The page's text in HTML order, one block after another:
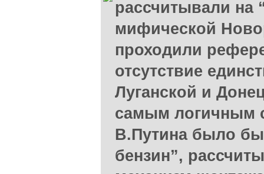
рассчитывали на
мифической
проходили
отсутствие
Луганской и
самым логичным
В.Путина было
бензин”,